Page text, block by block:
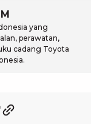
yang
perawatan,
cadang Toyota